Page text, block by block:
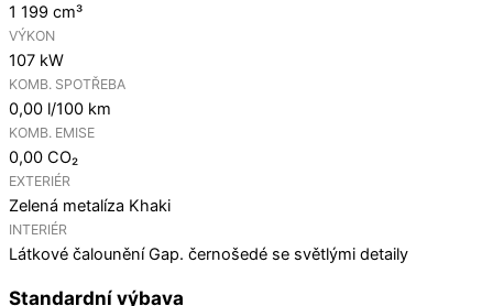
1 199 cm³
VÝKON
107 kW
KOMB. SPOTŘEBA
0,00 l/100 km
KOMB. EMISE
0,00 CO₂
EXTERIÉR
Zelená metalíza Khaki
INTERIÉR
Látkové čalounění Gap. černošedé se světlými detaily
Standardní výbava